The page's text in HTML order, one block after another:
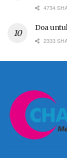
4734
Doa
2333